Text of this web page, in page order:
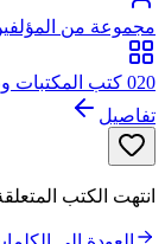
مجموعة من
020 كتب المكتبات وطرق البحث
تفاصيل
انتهت الكتب